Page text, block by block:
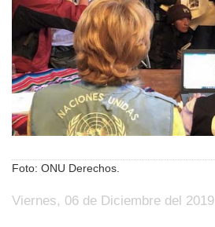
Foto: ONU Derechos.
Viernes, 06 de Diciembre del 2019